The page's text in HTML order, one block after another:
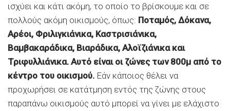
ισχύει και κάτι ακόμη, το οποίο το βρίσκουμε και σε
πολλούς ακόμη οικισμούς, όπως: Ποταμός, Δόκανα,
Αρέοι, Φριλιγκιάνικα, Καστρισιάνικα,
Βαμβακαράδικα, Βιαράδικα, Αλοϊζιάνικα και
Τριφυλλιάνικα. Αυτό είναι οι ζώνες των 800μ από το
κέντρο του οικισμού. Εάν κάποιος θέλει να
προχωρήσει σε κατάτμηση εντός της ζώνης στους
παραπάνω οικισμούς αυτό μπορεί να γίνει με ελάχιστο